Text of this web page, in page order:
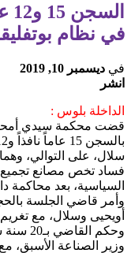
في نظام
في ديسمبر 10, 2019
انشر
الداخلة بلوس :
قضت محكمة سيدي أمحمد
سلال، على التوالي،
فساد تخص مصانع تجميع
السياسية، بعد محاكمة
وأمر قاضي الجلسة
أويحيى وسلال، مع تغريم الأول 20 ألف دولار، والثاني
وحكم
وزير الصناعة الأسبق،